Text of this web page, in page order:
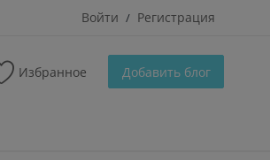
Войти / Регистрация
Избранное Добавить блог